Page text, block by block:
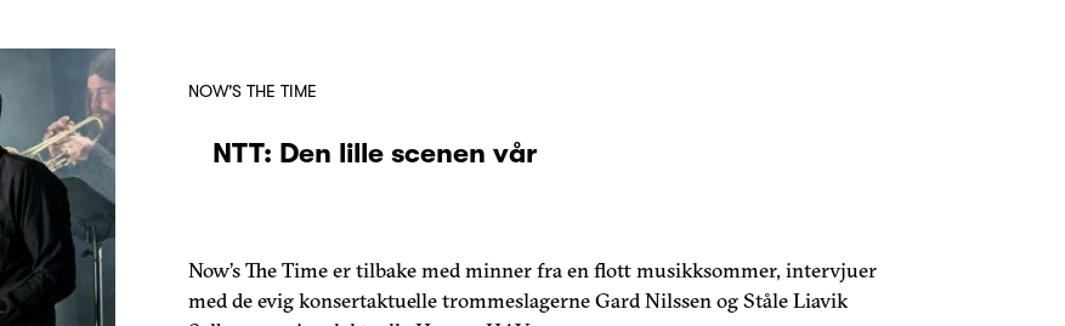
NOW'S THE TIME
NTT: Den lille scenen vår
Now’s The Time er tilbake med minner fra en flott musikksommer, intervjuer
med de evig konsertaktuelle trommeslagerne Gard Nilssen og Ståle Liavik